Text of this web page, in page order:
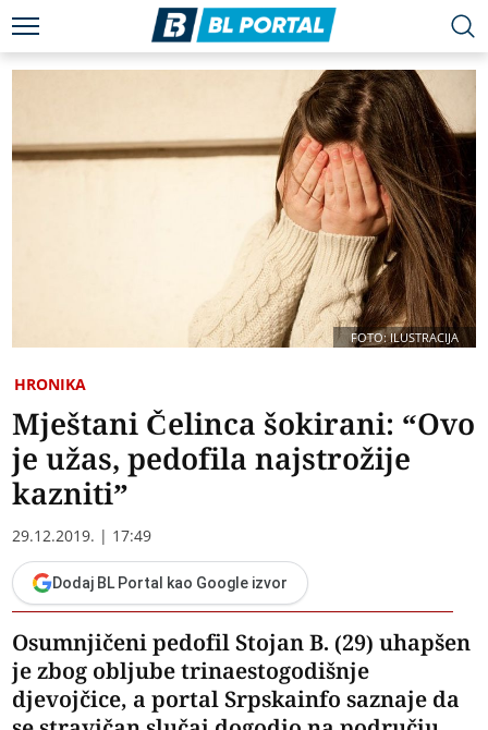
FOTO: ILUSTRACIJA
HRONIKA
Mještani Čelinca šokirani: “Ovo
je užas, pedofila najstrožije
kazniti”
29.12.2019. | 17:49
Dodaj BL Portal kao Google izvor
Osumnjičeni pedofil Stojan B. (29) uhapšen
je zbog obljube trinaestogodišnje
djevojčice, a portal Srpskainfo saznaje da